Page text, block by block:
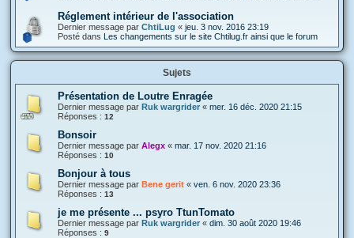
Réglement intérieur de l'association
Dernier message par ChtiLug « jeu. 3 nov. 2016 23:19
Posté dans Les changements sur le site Chtilug.fr ainsi que le forum
Sujets
Présentation de Loutre Enragée
Dernier message par Ruk wargrider « mer. 16 déc. 2020 21:15
Réponses : 12
Bonsoir
Dernier message par Alegx « mar. 17 nov. 2020 21:16
Réponses : 10
Bonjour à tous
Dernier message par Bene gerit « ven. 6 nov. 2020 23:36
Réponses : 13
je me présente ... psyro TtunTomato
Dernier message par Ruk wargrider « dim. 30 août 2020 19:46
Réponses : 9